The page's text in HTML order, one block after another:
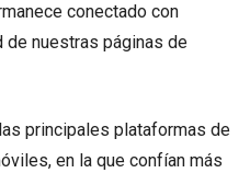
conectado con
nuestras páginas de
principales plataformas de
en la que confían más